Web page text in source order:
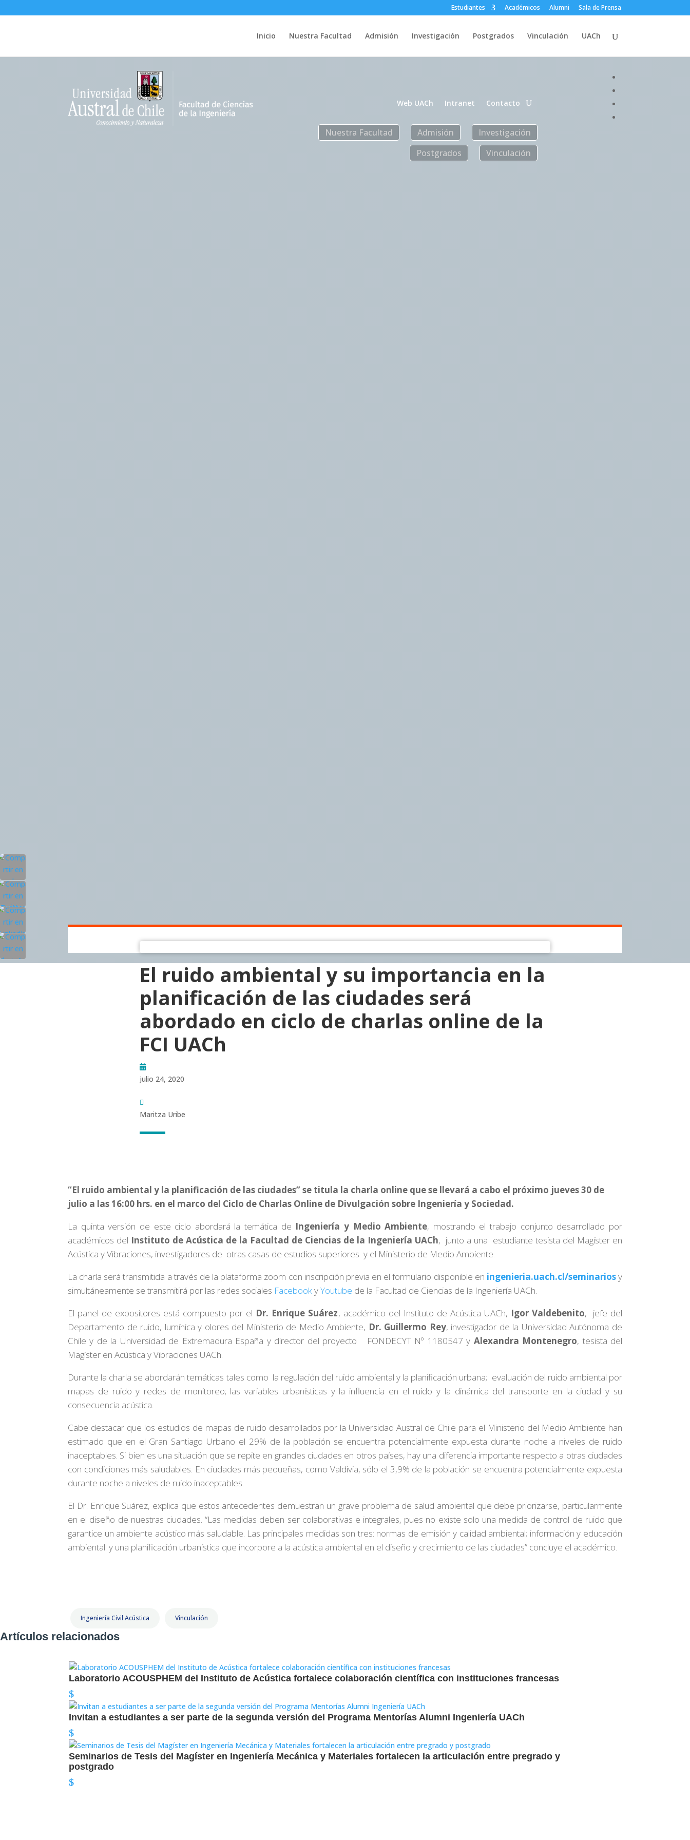
Estudiantes Académicos Alumni Sala de Prensa
Inicio Nuestra Facultad Admisión Investigación Postgrados Vinculación UACh
Web UACh Intranet Contacto
Nuestra Facultad Admisión
Investigación
Postgrados
Vinculación
El ruido ambiental y su importancia en la
planificación de las ciudades será
abordado en ciclo de charlas online de la
FCI UACh
julio 24, 2020
Maritza Uribe
“El ruido ambiental y la planificación de las ciudades” se titula la charla online que se llevará a cabo el próximo jueves 30 de
julio a las 16:00 hrs. en el marco del Ciclo de Charlas Online de Divulgación sobre Ingeniería y Sociedad.
La quinta versión de este ciclo abordará la temática de Ingeniería y Medio Ambiente, mostrando el trabajo conjunto desarrollado por
académicos del Instituto de Acústica de la Facultad de Ciencias de la Ingeniería UACh, junto a una estudiante tesista del Magíster en
Acústica y Vibraciones, investigadores de otras casas de estudios superiores y el Ministerio de Medio Ambiente.
La charla será transmitida a través de la plataforma zoom con inscripción previa en el formulario disponible en ingenieria.uach.cl/seminariosy
simultáneamente se transmitirá por las redes sociales FacebookyYoutube de la Facultad de Ciencias de la Ingeniería UACh.
El panel de expositores está compuesto por el Dr. Enrique Suárez, académico del Instituto de Acústica UACh, Igor Valdebenito, jefe del
Departamento de ruido, lumínica y olores del Ministerio de Medio Ambiente, Dr. Guillermo Rey, investigador de la Universidad Autónoma de
Chile y de la Universidad de Extremadura España y director del proyecto FONDECYT Nº 1180547 y Alexandra Montenegro, tesista del
Magíster en Acústica y Vibraciones UACh.
Durante la charla se abordarán temáticas tales como la regulación del ruido ambiental y la planificación urbana; evaluación del ruido ambiental por
mapas de ruido y redes de monitoreo; las variables urbanísticas y la influencia en el ruido y la dinámica del transporte en la ciudad y su
consecuencia acústica.
Cabe destacar que los estudios de mapas de ruido desarrollados por la Universidad Austral de Chile para el Ministerio del Medio Ambiente han
estimado que en el Gran Santiago Urbano el 29% de la población se encuentra potencialmente expuesta durante noche a niveles de ruido
inaceptables. Si bien es una situación que se repite en grandes ciudades en otros países, hay una diferencia importante respecto a otras ciudades
con condiciones más saludables. En ciudades más pequeñas, como Valdivia, sólo el 3,9% de la población se encuentra potencialmente expuesta
durante noche a niveles de ruido inaceptables.
El Dr. Enrique Suárez, explica que estos antecedentes demuestran un grave problema de salud ambiental que debe priorizarse, particularmente
en el diseño de nuestras ciudades. “Las medidas deben ser colaborativas e integrales, pues no existe solo una medida de control de ruido que
garantice un ambiente acústico más saludable. Las principales medidas son tres: normas de emisión y calidad ambiental; información y educación
ambiental: y una planificación urbanística que incorpore a la acústica ambiental en el diseño y crecimiento de las ciudades” concluye el académico.
Ingeniería Civil Acústica Vinculación
Artículos relacionados
Laboratorio ACOUSPHEM del Instituto de Acústica fortalece colaboración científica con instituciones francesas
Invitan a estudiantes a ser parte de la segunda versión del Programa Mentorías Alumni Ingeniería UACh
Seminarios de Tesis del Magíster en Ingeniería Mecánica y Materiales fortalecen la articulación entre pregrado y
postgrado